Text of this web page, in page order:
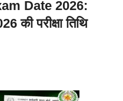
Date 2026:
की परीक्षा तिथि